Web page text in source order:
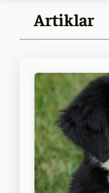
Artiklar